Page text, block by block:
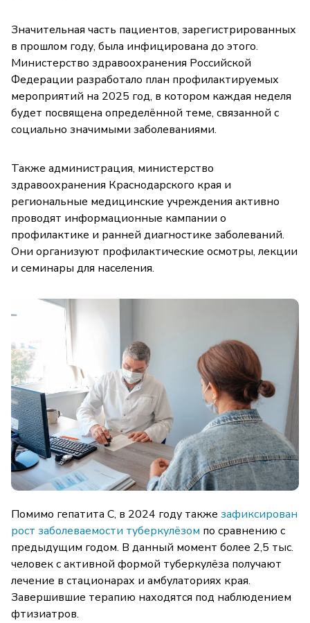
Значительная часть пациентов, зарегистрированных
в прошлом году, была инфицирована до этого.
Министерство здравоохранения Российской
Федерации разработало план профилактируемых
мероприятий на 2025 год, в котором каждая неделя
будет посвящена определённой теме, связанной с
социально значимыми заболеваниями.
Также администрация, министерство
здравоохранения Краснодарского края и
региональные медицинские учреждения активно
проводят информационные кампании о
профилактике и ранней диагностике заболеваний.
Они организуют профилактические осмотры, лекции
и семинары для населения.
Помимо гепатита C, в 2024 году также зафиксирован
рост заболеваемости туберкулёзом по сравнению с
предыдущим годом. В данный момент более 2,5 тыс.
человек с активной формой туберкулёза получают
лечение в стационарах и амбулаториях края.
Завершившие терапию находятся под наблюдением
фтизиатров.